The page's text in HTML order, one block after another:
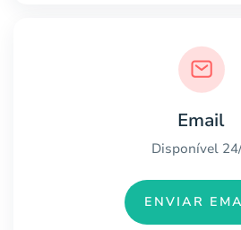
Email
Disponível
ENVIAR